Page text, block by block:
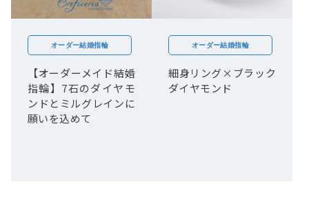
オーダー結婚指輪
【オーダーメイド結婚
指輪】7石のダイヤモ
ンドとミルグレインに
願いを込めて
オーダー結婚指輪
細身リング×ブラック
ダイヤモンド